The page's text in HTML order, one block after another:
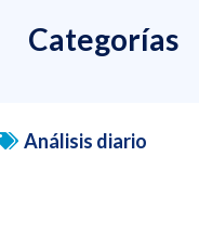
Categorías
Análisis diario